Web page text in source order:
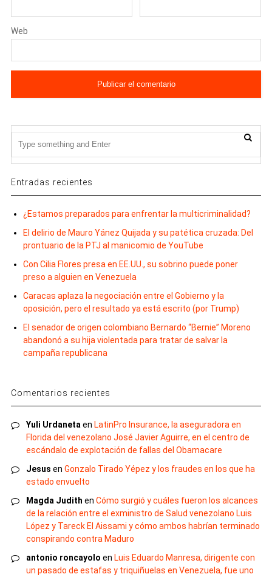
Web
Entradas recientes
¿Estamos preparados para enfrentar la multicriminalidad?
El delirio de Mauro Yánez Quijada y su patética cruzada: Del
prontuario de la PTJ al manicomio de YouTube
Con Cilia Flores presa en EE.UU., su sobrino puede poner
preso a alguien en Venezuela
Caracas aplaza la negociación entre el Gobierno y la
oposición, pero el resultado ya está escrito (por Trump)
El senador de origen colombiano Bernardo “Bernie” Moreno
abandonó a su hija violentada para tratar de salvar la
campaña republicana
Comentarios recientes
Yuli Urdaneta en LatinPro Insurance, la aseguradora en
Florida del venezolano José Javier Aguirre, en el centro de
escándalo de explotación de fallas del Obamacare
Jesus en Gonzalo Tirado Yépez y los fraudes en los que ha
estado envuelto
Magda Judith en Cómo surgió y cuáles fueron los alcances
de la relación entre el exministro de Salud venezolano Luis
López y Tareck El Aissami y cómo ambos habrían terminado
conspirando contra Maduro
antonio roncayolo en Luis Eduardo Manresa, dirigente con
un pasado de estafas y triquiñuelas en Venezuela, fue uno